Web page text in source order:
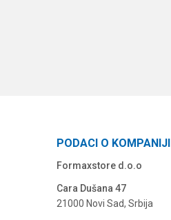
PODACI O KOMPANIJI
Formaxstore d.o.o
Cara Dušana 47
21000 Novi Sad, Srbija